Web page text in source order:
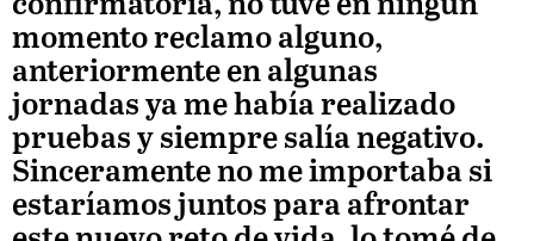
momento reclamo alguno,
anteriormente en algunas
jornadas ya me había realizado
pruebas y siempre salía negativo.
Sinceramente no me importaba si
estaríamos juntos para afrontar